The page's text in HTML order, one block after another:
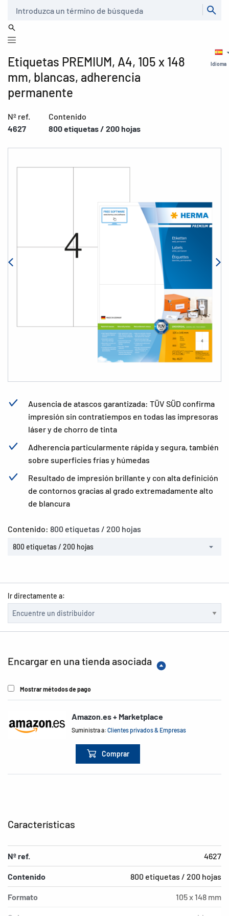
Idioma
Etiquetas PREMIUM, A4, 105 x 148
mm, blancas, adherencia
permanente
Nº ref.
4627
Contenido
800 etiquetas / 200 hojas
Ausencia de atascos garantizada: TÜV SÜD confirma
impresión sin contratiempos en todas las impresoras
láser y de chorro de tinta
Adherencia particularmente rápida y segura, también
sobre superficies frías y húmedas
Resultado de impresión brillante y con alta definición
de contornos gracias al grado extremadamente alto
de blancura
Contenido: 800 etiquetas / 200 hojas
800 etiquetas / 200 hojas
Ir directamente a:
Encargar en una tienda asociada
Mostrar métodos de pago
Amazon.es + Marketplace
Suministra a:Clientes privados & Empresas
Comprar
Características
Nº ref. 4627
Contenido 800 etiquetas / 200 hojas
Formato 105 x 148 mm